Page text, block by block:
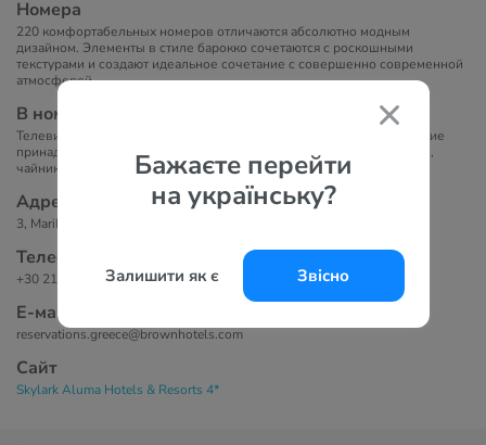
Бажаєте перейти
на українську?
Залишити як є Звісно
Номера
220 комфортабельных номеров отличаются абсолютно модным
дизайном. Элементы в стиле барокко сочетаются с роскошными
текстурами и создают идеальное сочетание с совершенно современной
атмосферой.
В номерах
Телевизор, телефон, ванна/душ, фен, халат, туалетно-косметические
принадлежности, кондиционер, мини-бар, сейф, бесплатный Wi-Fi,
чайник/кофеварка, балкон/терраса.
Адрес
3, Marikas Kotopouli Str., Athens
Телефоны
+30 214 444 1250
Е-маil
reservations.greece@brownhotels.com
Сайт
Skylark Aluma Hotels & Resorts 4*